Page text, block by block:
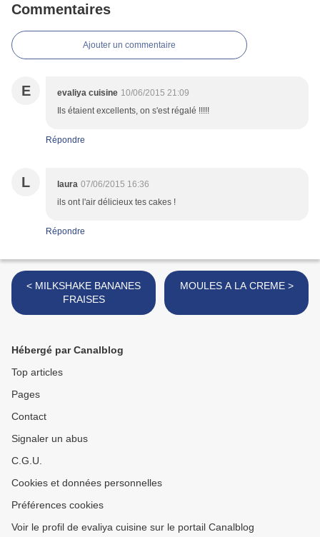
Commentaires
Ajouter un commentaire
E evaliya cuisine 10/06/2015 21:09
Ils étaient excellents, on s'est régalé !!!!!
Répondre
L laura 07/06/2015 16:36
ils ont l'air délicieux tes cakes !
Répondre
< MILKSHAKE BANANES
FRAISES
MOULES A LA CREME >
Hébergé par Canalblog
Top articles
Pages
Contact
Signaler un abus
C.G.U.
Cookies et données personnelles
Préférences cookies
Voir le profil de evaliya cuisine sur le portail Canalblog